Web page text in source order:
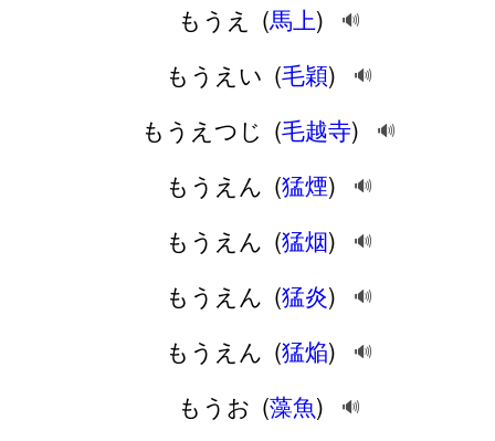
もうえ (馬上) 🔊
もうえい (毛穎) 🔊
もうえつじ (毛越寺) 🔊
もうえん (猛煙) 🔊
もうえん (猛烟) 🔊
もうえん (猛炎) 🔊
もうえん (猛焔) 🔊
もうお (藻魚) 🔊